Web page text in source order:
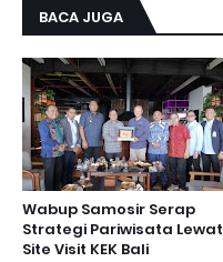
BACA JUGA
Wabup Samosir Serap
Strategi Pariwisata Lewat
Site Visit KEK Bali